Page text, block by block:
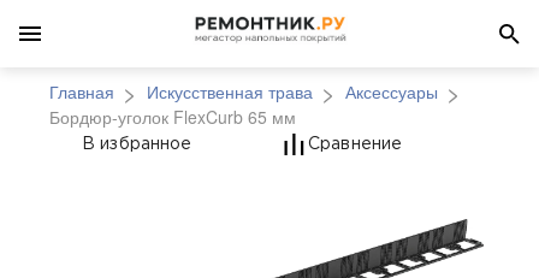
Главная Искусственная трава
Аксессуары
Бордюр-уголок FlexCurb 65 мм
Бордюр-уголок
В избранное Сравнение